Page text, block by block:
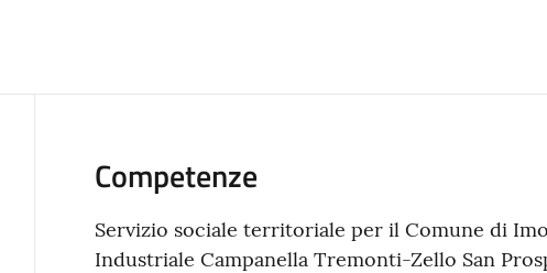
Competenze
Servizio sociale territoriale per il Comune di
Industriale Campanella Tremonti-Zello San